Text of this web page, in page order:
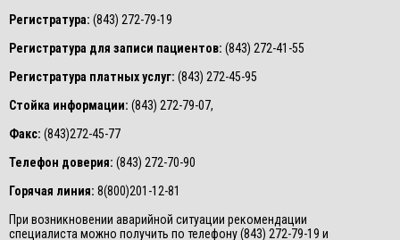
Регистратура: (843) 272-79-19
Регистратура для записи пациентов: (843) 272-41-55
Регистратура платных услуг: (843) 272-45-95
Стойка информации: (843) 272-79-07,
Факс: (843)272-45-77
Телефон доверия: (843) 272-70-90
Горячая линия: 8(800)201-12-81
При возникновении аварийной ситуации рекомендации
специалиста можно получить по телефону (843) 272-79-19 и